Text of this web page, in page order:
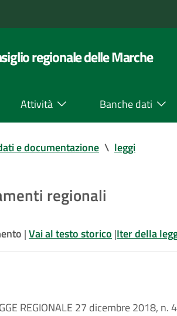
regionale delle Marche
Attività Banche dati
e documentazione \ leggi
regionali
|Vai al testo storico |Iter della
REGIONALE 27 dicembre 2018, n.